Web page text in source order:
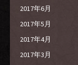
2017年6月
2017年5月
2017年4月
2017年3月